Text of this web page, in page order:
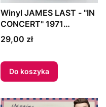
Winyl JAMES LAST - "IN
CONCERT" 1971
Scandinavia
Cena
29,00 zł
Do koszyka